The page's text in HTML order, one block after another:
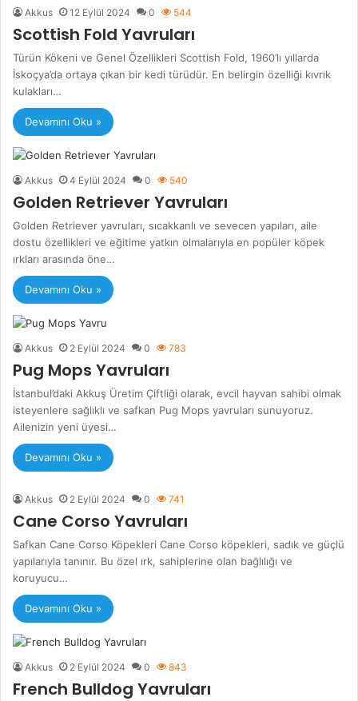
Akkus 12 Eylül 2024 0 544
Scottish Fold Yavruları
Türün Kökeni ve Genel Özellikleri Scottish Fold, 1960’lı yıllarda
İskoçya’da ortaya çıkan bir kedi türüdür. En belirgin özelliği kıvrık
kulakları…
Devamını Oku »
Akkus 4 Eylül 2024 0 540
Golden Retriever Yavruları
Golden Retriever yavruları, sıcakkanlı ve sevecen yapıları, aile
dostu özellikleri ve eğitime yatkın olmalarıyla en popüler köpek
ırkları arasında öne…
Devamını Oku »
Akkus 2 Eylül 2024 0 783
Pug Mops Yavruları
İstanbul’daki Akkuş Üretim Çiftliği olarak, evcil hayvan sahibi olmak
isteyenlere sağlıklı ve safkan Pug Mops yavruları sunuyoruz.
Ailenizin yeni üyesi…
Devamını Oku »
Akkus 2 Eylül 2024 0 741
Cane Corso Yavruları
Safkan Cane Corso Köpekleri Cane Corso köpekleri, sadık ve güçlü
yapılarıyla tanınır. Bu özel ırk, sahiplerine olan bağlılığı ve
koruyucu…
Devamını Oku »
Akkus 2 Eylül 2024 0 843
French Bulldog Yavruları